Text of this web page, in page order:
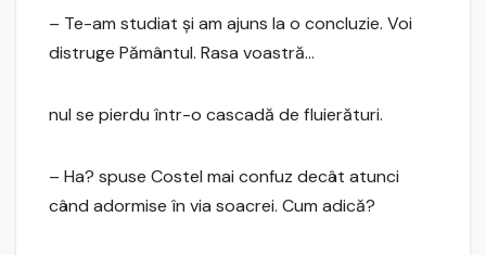
– Te-am studiat şi am ajuns la o concluzie. Voi
distruge Pământul. Rasa voastră…
nul se pierdu într-o cascadă de fluierături.
– Ha? spuse Costel mai confuz decât atunci
când adormise în via soacrei. Cum adică?